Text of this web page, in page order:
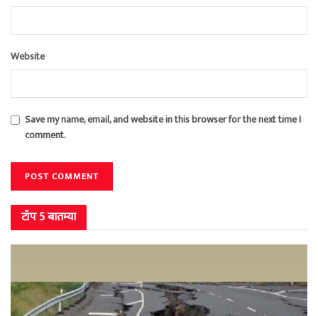
Website
Save my name, email, and website in this browser for the next time I
comment.
टॉप 5 बातम्या